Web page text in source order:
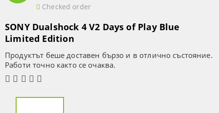
Checked order
SONY Dualshock 4 V2 Days of Play Blue
Limited Edition
Продуктът беше доставен бързо и в отлично състояние.
Работи точно както се очаква.